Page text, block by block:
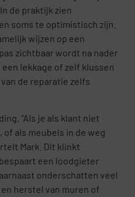
de praktijk zien
soms te optimistisch zijn.
wijzen op een
zichtbaar wordt na nader
lekkage of zelf klussen
de reparatie zelfs
“Als je als klant niet
als meubels in de weg
Mark. Dit klinkt
een loodgieter
onderschatten veel
herstel van muren of